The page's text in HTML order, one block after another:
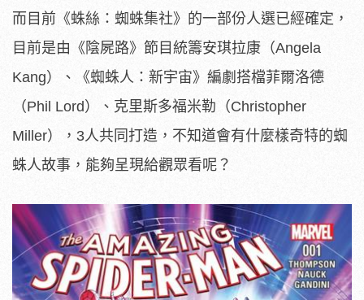
而目前《蛛絲：蜘蛛集社》的一部份人選已經確定，
目前是由《陰屍路》節目統籌安琪拉康（Angela
Kang）、《蜘蛛人：新宇宙》編劇搭檔菲爾洛德
（Phil Lord）、克里斯多福米勒（Christopher
Miller），3人共同打造，不知道會有什麼樣奇特的蜘
蛛人故事，能夠呈現給觀眾看呢？